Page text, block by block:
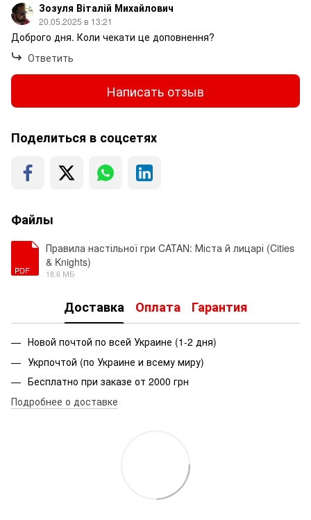
Зозуля Віталій Михайлович
20.05.2025 в 13:21
Доброго дня. Коли чекати це доповнення?
Ответить
Написать отзыв
Поделиться в соцсетях
Файлы
PDF
Правила настільної гри CATAN: Міста й лицарі (Cities
& Knights)
18.6 МБ
Доставка Оплата Гарантия
Новой почтой по всей Украине (1-2 дня)
Укрпочтой (по Украине и всему миру)
Бесплатно при заказе от 2000 грн
Подробнее о доставке